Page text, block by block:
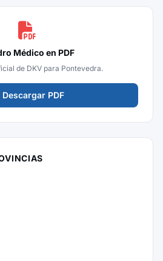
Médico en PDF
de DKV para Pontevedra.
Descargar PDF